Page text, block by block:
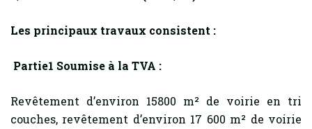
Les principaux travaux consistent :
Partie1 Soumise à la TVA :
Revêtement d’environ 15800 m² de voirie en tri
couches, revêtement d’environ 17 600 m² de voirie